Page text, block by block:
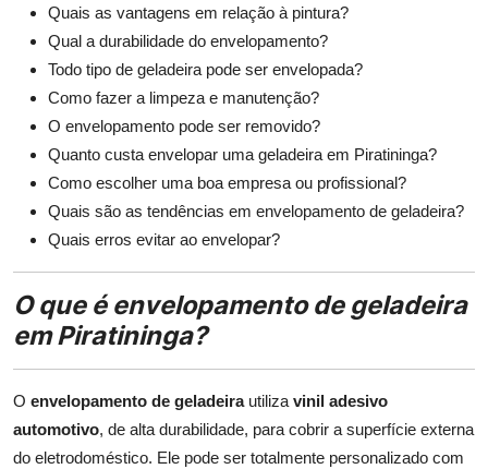
Quais as vantagens em relação à pintura?
Qual a durabilidade do envelopamento?
Todo tipo de geladeira pode ser envelopada?
Como fazer a limpeza e manutenção?
O envelopamento pode ser removido?
Quanto custa envelopar uma geladeira em Piratininga?
Como escolher uma boa empresa ou profissional?
Quais são as tendências em envelopamento de geladeira?
Quais erros evitar ao envelopar?
O que é envelopamento de geladeira
em Piratininga?
O envelopamento de geladeirautiliza vinil adesivo
automotivo, de alta durabilidade, para cobrir a superfície externa
do eletrodoméstico. Ele pode ser totalmente personalizado com